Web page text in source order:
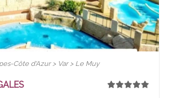
Côte d'Azur > Var > Le Muy